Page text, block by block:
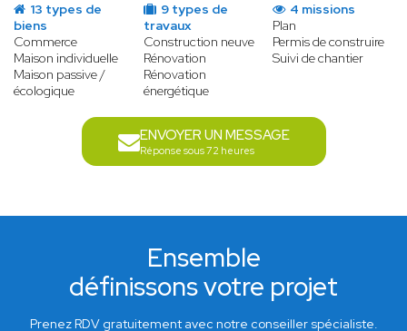
13 types de
biens
Commerce
Maison individuelle
Maison passive /
écologique
9 types de
travaux
Construction neuve
Rénovation
Rénovation
énergétique
4 missions
Plan
Permis de construire
Suivi de chantier
ENVOYER UN MESSAGE
Réponse sous 72 heures
Ensemble
définissons votre projet
Prenez RDV gratuitement avec notre conseiller spécialiste.